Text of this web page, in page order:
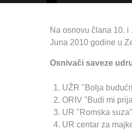
Na osnovu člana 10.
Juna 2010 godine u
Osnivači saveze
UŽR "Bolja
ORIV "Budi mi
UR "Romska
UR centar za